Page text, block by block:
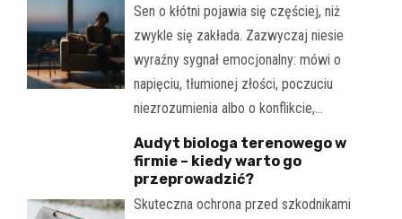
Sen o kłótni pojawia się częściej, niż
zwykle się zakłada. Zazwyczaj niesie
wyraźny sygnał emocjonalny: mówi o
napięciu, tłumionej złości, poczuciu
niezrozumienia albo o konflikcie,…
Audyt biologa terenowego w
firmie – kiedy warto go
przeprowadzić?
Skuteczna ochrona przed szkodnikami